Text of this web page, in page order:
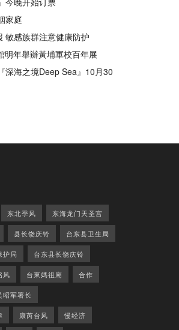
家庭
敏感族群注意健康防护
明年舉辦黃埔軍校百年展
深海之境Deep Sea』10月30
东北季风 东海龙门天圣宫
县长饶庆铃 台东县卫生局
护局 台东县长饶庆铃
风 台東媽祖廟 合作
昭军署长
康芮台风 慢经济